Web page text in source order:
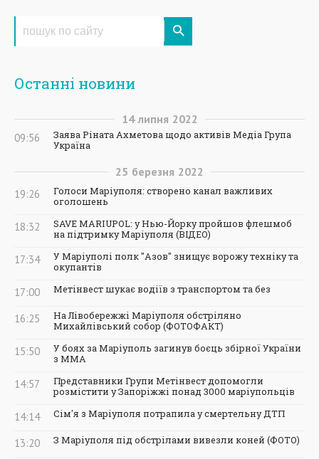
Останні новини
14 липня 2022
09:56
Заява Ріната Ахметова щодо активів Медіа Група
Україна
25 березня 2022
19:26
Голоси Маріуполя: створено канал важливих
оголошень
18:32
SAVE MARIUPOL: у Нью-Йорку пройшов флешмоб
на підтримку Маріуполя (ВІДЕО)
17:34
У Маріуполі полк "Азов" знищує ворожу техніку та
окупантів
17:00 Метінвест шукає водіїв з транспортом та без
16:25
На Лівобережжі Маріуполя обстріляно
Михайлівський собор (ФОТОФАКТ)
15:50
У боях за Маріуполь загинув боєць збірної України
з ММА
14:57
Представники Групи Метінвест допомогли
розмістити у Запоріжжі понад 3000 маріупольців
14:14 Сім'я з Маріуполя потрапила у смертельну ДТП
13:20 З Маріуполя під обстрілами вивезли коней (ФОТО)